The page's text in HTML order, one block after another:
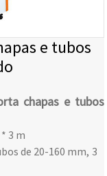
e tubos
chapas e tubos
3 m
de 20-160 mm, 3